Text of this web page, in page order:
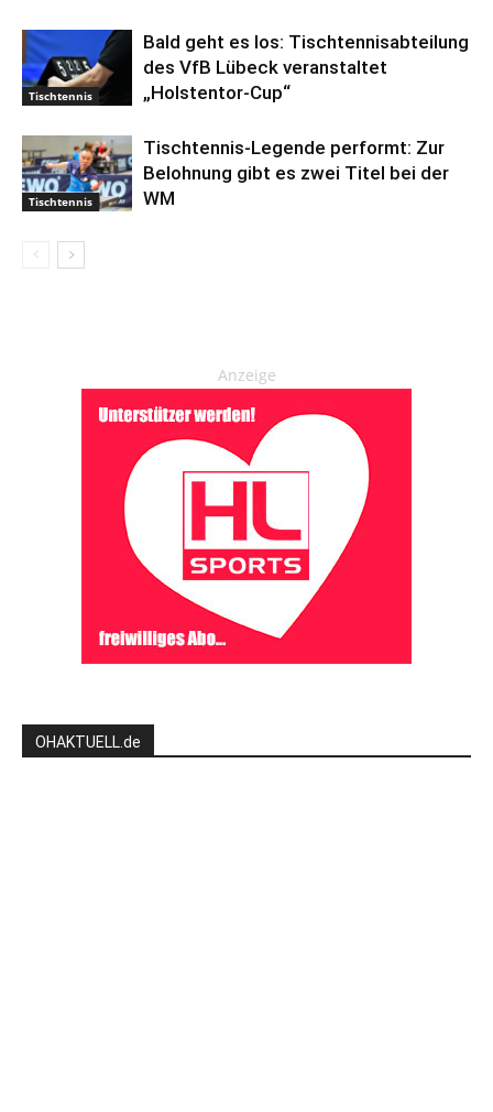
Tischtennis
Bald geht es los: Tischtennisabteilung
des VfB Lübeck veranstaltet
„Holstentor-Cup“
Tischtennis
Tischtennis-Legende performt: Zur
Belohnung gibt es zwei Titel bei der
WM
Anzeige
OHAKTUELL.de